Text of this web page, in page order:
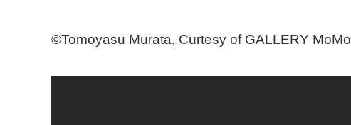
©Tomoyasu Murata, Curtesy of GALLERY MoMo